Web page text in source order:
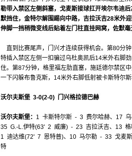
勒带入禁区左侧斜塞，戈麦斯接球扛开埃尔韦迪
默挡住，金特尔解围踢向中路，吉拉沃吉28米外
伸脚一挡稍微变线后贴着左门柱直挂网窝，佐默毫
直到比赛尾声，门兴才连续获得机会。第80分
特插入禁区左侧一扣骗过乌杜奥凯后14米外右脚
住。第87分钟，格里福左肋直塞，施廷德尔禁区
一下闪躲布鲁克斯，14米外右脚低射被卡斯特尔斯
沃尔夫斯堡 3-0(2-0) 门兴格拉德巴赫
沃尔夫斯堡： 1 卡斯特尔斯 - 3 费尔哈赫、17 乌
35 G.-L.伊特(63' 2 威廉) - 23 吉拉沃吉、13
1 迪达维(72' 7 恩特普)、10 马尔勒 - 33 戈麦
特